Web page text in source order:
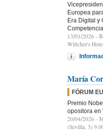
Europea
Era Digital y
Competencia
13/01/2026 -
Wiltcher's
María
FÓRUM
Premio
opositora en
20/04/2026 -
(Sevilla, 3)